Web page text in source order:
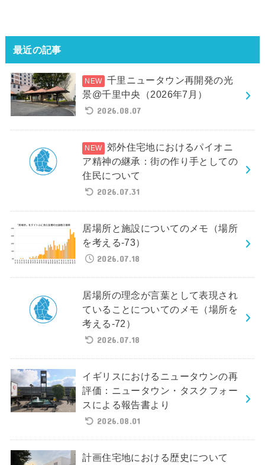
最近の記事
千里ニュータウン再開発の光
景@千里中央（2026年7月）
2026.08.07
郊外住宅地におけるパイオニ
ア精神の継承：街の作り手としての
住民について
2026.07.31
居場所と施設についてのメモ（場所
を考える-73）
2026.07.18
居場所の理念が言葉として表現され
ていることについてのメモ（場所を
考える-72）
2026.07.18
イギリスにおけるニュータウンの再
評価：ニュータウン・タスクフォー
スによる報告書より
2026.08.01
計画住宅地における歴史について